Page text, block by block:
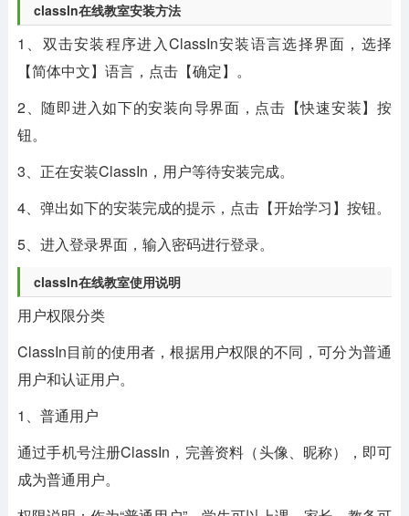
classln在线教室安装方法
1、双击安装程序进入ClassIn安装语言选择界面，选择
【简体中文】语言，点击【确定】。
2、随即进入如下的安装向导界面，点击【快速安装】按
钮。
3、正在安装ClassIn，用户等待安装完成。
4、弹出如下的安装完成的提示，点击【开始学习】按钮。
5、进入登录界面，输入密码进行登录。
classln在线教室使用说明
用户权限分类
ClassIn目前的使用者，根据用户权限的不同，可分为普通
用户和认证用户。
1、普通用户
通过手机号注册ClassIn，完善资料（头像、昵称），即可
成为普通用户。